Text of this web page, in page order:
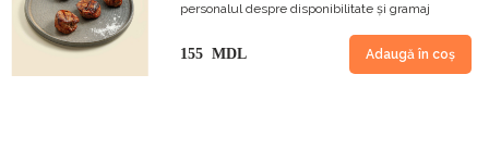
personalul despre disponibilitate și gramaj
155 MDL Adaugă în coș